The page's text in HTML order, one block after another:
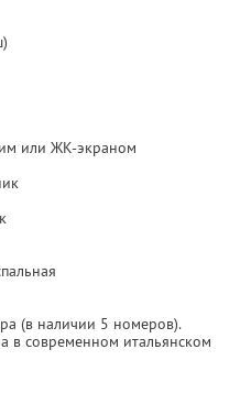
или ЖК-экраном
(в наличии 5 номеров).
в современном итальянском